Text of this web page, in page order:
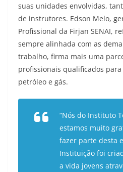
suas unidades envolvidas,
de instrutores. Edson Melo,
Profissional da Firjan SENAI,
sempre alinhada com as
trabalho, firma mais uma
profissionais qualificados
petróleo e gás.
“Nós do Instituto
estamos muito
fazer parte desta
Instituição foi
a vida jovens